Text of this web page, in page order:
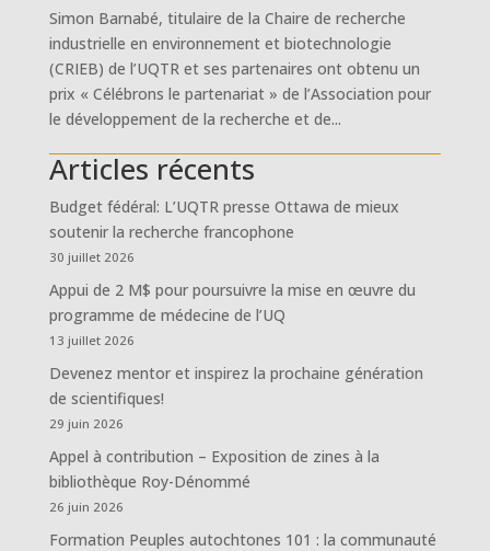
Simon Barnabé, titulaire de la Chaire de recherche
industrielle en environnement et biotechnologie
(CRIEB) de l’UQTR et ses partenaires ont obtenu un
prix « Célébrons le partenariat » de l’Association pour
le développement de la recherche et de...
Articles récents
Budget fédéral: L’UQTR presse Ottawa de mieux
soutenir la recherche francophone
30 juillet 2026
Appui de 2 M$ pour poursuivre la mise en œuvre du
programme de médecine de l’UQ
13 juillet 2026
Devenez mentor et inspirez la prochaine génération
de scientifiques!
29 juin 2026
Appel à contribution – Exposition de zines à la
bibliothèque Roy-Dénommé
26 juin 2026
Formation Peuples autochtones 101 : la communauté